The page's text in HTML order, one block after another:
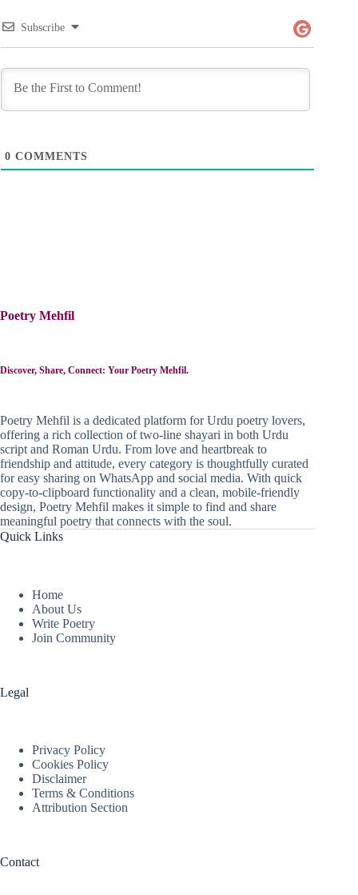
Subscribe
0 COMMENTS
Poetry Mehfil
Discover, Share, Connect: Your Poetry Mehfil.
Poetry Mehfil is a dedicated platform for Urdu poetry lovers,
offering a rich collection of two-line shayari in both Urdu
script and Roman Urdu. From love and heartbreak to
friendship and attitude, every category is thoughtfully curated
for easy sharing on WhatsApp and social media. With quick
copy-to-clipboard functionality and a clean, mobile-friendly
design, Poetry Mehfil makes it simple to find and share
meaningful poetry that connects with the soul.
Quick Links
Home
About Us
Write Poetry
Join Community
Legal
Privacy Policy
Cookies Policy
Disclaimer
Terms & Conditions
Attribution Section
Contact